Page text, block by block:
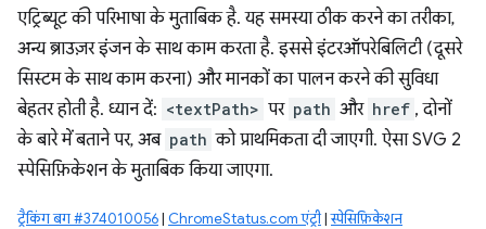
एट्रिब्यूट की परिभाषा के मुताबिक है. यह समस्या ठीक करने का तरीका,
अन्य ब्राउज़र इंजन के साथ काम करता है. इससे इंटरऑपरेबिलिटी (दूसरे
सिस्टम के साथ काम करना) और मानकों का पालन करने की सुविधा
बेहतर होती है. ध्यान दें: <textPath> पर path और href , दोनों
के बारे में बताने पर, अब path को प्राथमिकता दी जाएगी. ऐसा SVG 2
स्पेसिफ़िकेशन के मुताबिक किया जाएगा.
ट्रैकिंग बग #374010056| ChromeStatus.com एंट्री|स्पेसिफ़िकेशन